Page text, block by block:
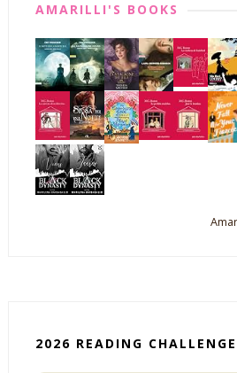
AMARILLI'S BOOKS
2026 READING CHALLENGE